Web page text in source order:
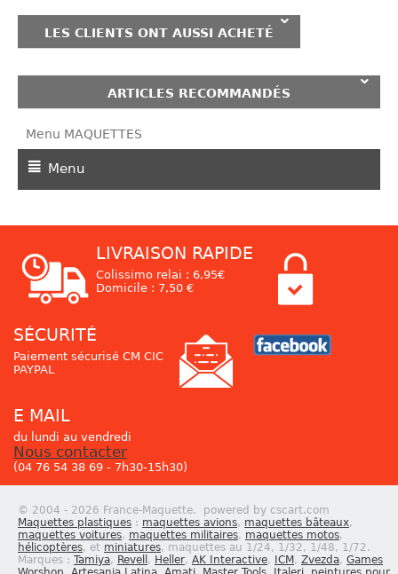
LES CLIENTS ONT AUSSI ACHETÉ
ARTICLES RECOMMANDÉS
Menu MAQUETTES
Menu
LIVRAISON RAPIDE
Colissimo relai : 6,95€
Domicile : 7,50 €
SÉCURITÉ
Paiement sécurisé CM CIC
PAYPAL
E MAIL
du lundi au vendredi
Nous contacter
(04 76 54 38 69 - 7h30-15h30)
© 2004 - 2026 France-Maquette. powered by cscart.com
Maquettes plastiques : maquettes avions, maquettes bâteaux,
maquettes voitures, maquettes militaires, maquettes motos,
hélicoptères, et miniatures, maquettes au 1/24, 1/32, 1/48, 1/72.
Marques : Tamiya, Revell , Heller, AK Interactive, ICM , Zvezda, Games